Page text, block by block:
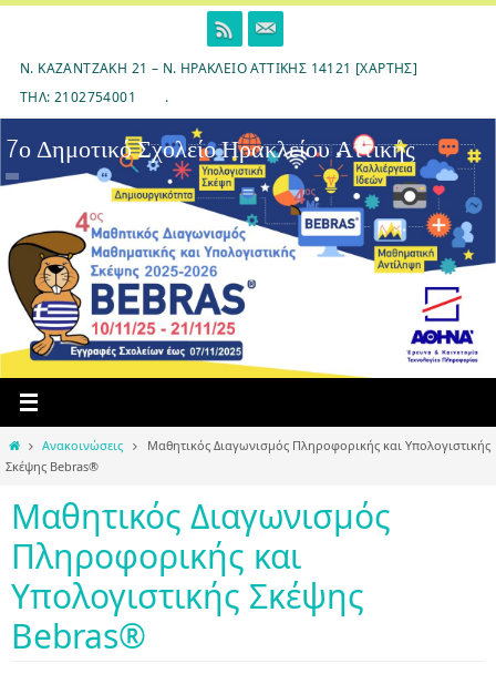
content
Ν. ΚΑΖΑΝΤΖΆΚΗ 21 – Ν. ΗΡΆΚΛΕΙΟ ΑΤΤΙΚΉΣ 14121 [ΧΆΡΤΗΣ]
ΤΗΛ: 2102754001
.
7ο Δημοτικό Σχολείο Ηρακλείου Αττικής
HomeΑνακοινώσεις
Μαθητικός Διαγωνισμός Πληροφορικής και Υπολογιστικής
Σκέψης Bebras®
Μαθητικός Διαγωνισμός
Πληροφορικής και
Υπολογιστικής Σκέψης
Bebras®